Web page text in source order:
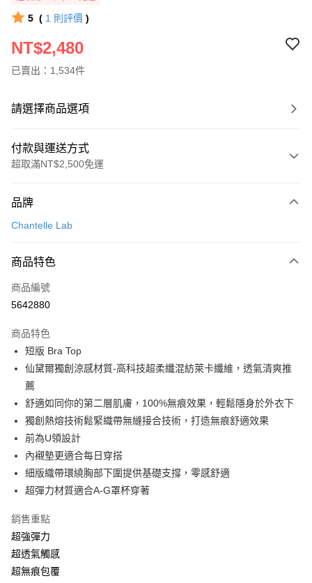
5 ( 1 則評價 )
NT$2,480
已賣出：1,534件
請選擇商品選項
付款與運送方式
超取滿NT$2,500免運
信用卡一次付款
3 期 0 利率 每期
合作金庫商業銀行
上海商業儲蓄銀行
臺灣中小企業銀行
匯豐（台灣）商業銀行
聯邦商業銀行
遠東國際商業銀行
元大商業銀行
玉山商業銀行
星展（台灣）商業銀行
台灣樂天信用卡公司
超商取貨付款
LINE Pay
街口支付
悠遊付
大哥付你分期
相關說明
【大哥付你分期使用說明】
1.本服務由台灣大哥大提供，台灣大哥大用戶可立即使用無須另外申請。
流程，驗證手機門號後，選擇欲分期的期數、繳款截止日，確認付款後即完
成交易。
3.實際核准額度、可分期數及費用金額請依後續交易確認頁面所載為準。
4.訂單成立30分鐘內，如未前往確認交易或遇審核未通過，訂單將自動取
法說明評估內容。
【繳款方式說明】
1.分期款項不併入電信帳單，「大哥付你分期」於每月結算日後寄送繳費提
醒簡訊。
2.透過簡訊連結打開帳單後，可選擇「超商條碼／台灣大直營門市／銀行轉
AFTEE先享後付
相關說明
AFTEE先享後付是「在收到商品之後才付款」的支付方式。 讓您購物簡單
便利好安心！
２．便利：只要手機號碼，簡訊認證，即可結帳。
【「AFTEE先享後付」結帳流程】
１．於結帳方式選擇「AFTEE先享後付」後，將跳轉至「AFTEE先享後付」
結帳頁面，進行簡訊認證並確認金額後，即可完成結帳。
運送方式
每筆NT$80，滿NT$2,500(含以上)免運費
付款後全家取貨
每筆NT$80，滿NT$2,500(含以上)免運費
品牌
Chantelle Lab
商品特色
商品編號
5642880
商品特色
短版 Bra Top
仙黛爾獨創涼感材質-高科技超柔纖混紡萊卡纖維，透氣清爽推
薦
舒適如同你的第二層肌膚，100%無痕效果，輕鬆隱身於外衣下
獨創熱熔技術鬆緊織帶無縫接合技術，打造無痕舒適效果
前為U領設計
內襯墊更適合每日穿搭
細版織帶環繞胸部下圍提供基礎支撐，零感舒適
超彈力材質適合A-G罩杯穿著
銷售重點
超強彈力
超透氣觸感
超無痕包覆